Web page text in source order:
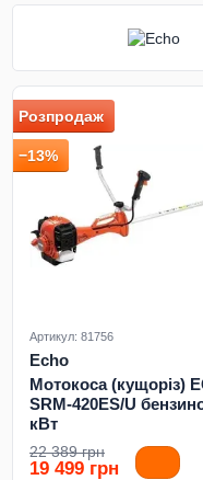
Розпродаж
−13%
Артикул: 81756
Echo
Мотокоса (кущоріз)
SRM-420ES/U
кВт
22 389 грн
19 499 грн